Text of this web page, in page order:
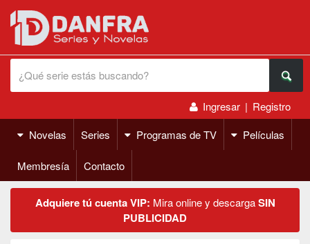
Ingresar | Registro
Novelas
Series Programas de TV Películas
Membresía Contacto
Adquiere tú cuenta VIP: Mira online y descargaSIN
PUBLICIDAD